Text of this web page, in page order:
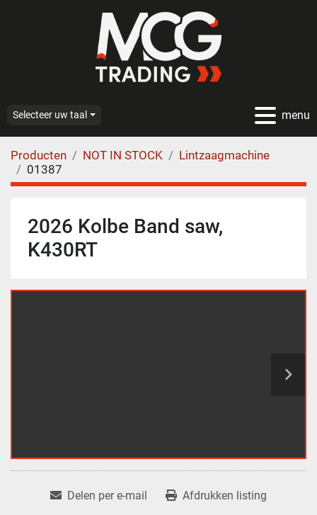
menu
Selecteer uw taal
Producten NOT IN STOCK
Lintzaagmachine
01387
2026 Kolbe Band saw,
K430RT
Delen per e-mail
Afdrukken listing